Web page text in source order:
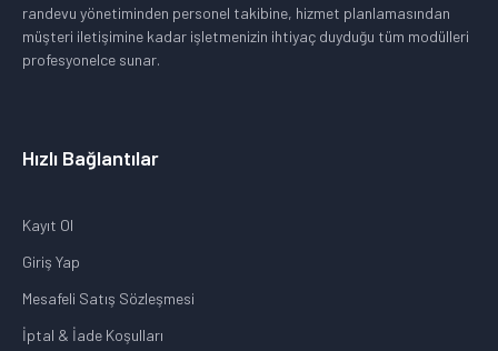
randevu yönetiminden personel takibine, hizmet planlamasından
müşteri iletişimine kadar işletmenizin ihtiyaç duyduğu tüm modülleri
profesyonelce sunar.
Hızlı Bağlantılar
Kayıt Ol
Giriş Yap
Mesafeli Satış Sözleşmesi
İptal & İade Koşulları